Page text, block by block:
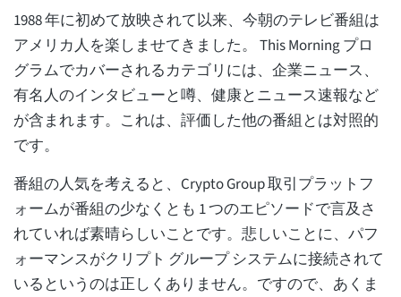
1988 年に初めて放映されて以来、今朝のテレビ番組は
アメリカ人を楽しませてきました。 This Morning プロ
グラムでカバーされるカテゴリには、企業ニュース、
有名人のインタビューと噂、健康とニュース速報など
が含まれます。これは、評価した他の番組とは対照的
です。
番組の人気を考えると、Crypto Group 取引プラットフ
ォームが番組の少なくとも 1 つのエピソードで言及さ
れていれば素晴らしいことです。悲しいことに、パフ
ォーマンスがクリプト グループ システムに接続されて
いるというのは正しくありません。ですので、あくま